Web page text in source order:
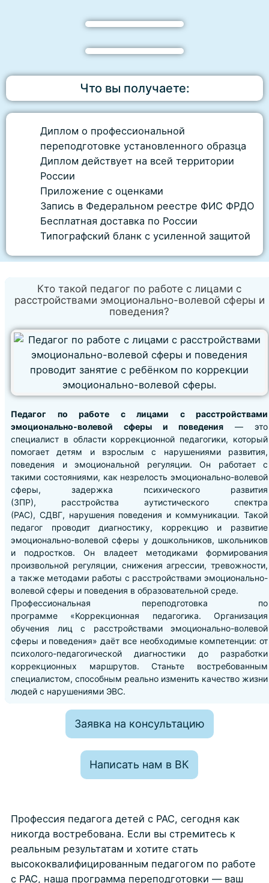
Что вы получаете:
Диплом о профессиональной
переподготовке установленного образца
Диплом действует на всей территории
России
Приложение с оценками
Запись в Федеральном реестре ФИС ФРДО
Бесплатная доставка по России
Типографский бланк с усиленной защитой
Кто такой педагог по работе с лицами с
расстройствами эмоционально-волевой сферы и
поведения?
Педагог по работе с лицами с расстройствами
эмоционально-волевой сферы и поведения — это
специалист в области коррекционной педагогики, который
помогает детям и взрослым с нарушениями развития,
поведения и эмоциональной регуляции. Он работает с
такими состояниями, как незрелость эмоционально-волевой
сферы, задержка психического развития
(ЗПР), расстройства аутистического спектра
(РАС), СДВГ, нарушения поведения и коммуникации. Такой
педагог проводит диагностику, коррекцию и развитие
эмоционально-волевой сферы у дошкольников, школьников
и подростков. Он владеет методиками формирования
произвольной регуляции, снижения агрессии, тревожности,
а также методами работы с расстройствами эмоционально-
волевой сферы и поведения в образовательной среде.
Профессиональная переподготовка по
программе «Коррекционная педагогика. Организация
обучения лиц с расстройствами эмоционально-волевой
сферы и поведения» даёт все необходимые компетенции: от
психолого-педагогической диагностики до разработки
коррекционных маршрутов. Станьте востребованным
специалистом, способным реально изменить качество жизни
людей с нарушениями ЭВС.
Заявка на консультацию
Написать нам в ВК
Профессия педагога детей с РАС, сегодня как
никогда востребована. Если вы стремитесь к
реальным результатам и хотите стать
высококвалифицированным педагогом по работе
с РАС, наша программа переподготовки — ваш